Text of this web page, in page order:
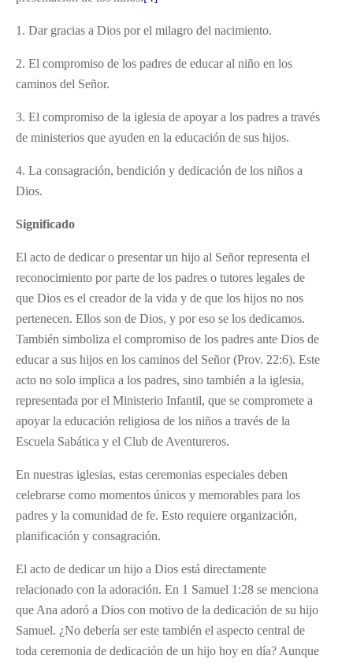
1. Dar gracias a Dios por el milagro del nacimiento.
2. El compromiso de los padres de educar al niño en los
caminos del Señor.
3. El compromiso de la iglesia de apoyar a los padres a través
de ministerios que ayuden en la educación de sus hijos.
4. La consagración, bendición y dedicación de los niños a
Dios.
Significado
El acto de dedicar o presentar un hijo al Señor representa el
reconocimiento por parte de los padres o tutores legales de
que Dios es el creador de la vida y de que los hijos no nos
pertenecen. Ellos son de Dios, y por eso se los dedicamos.
También simboliza el compromiso de los padres ante Dios de
educar a sus hijos en los caminos del Señor (Prov. 22:6). Este
acto no solo implica a los padres, sino también a la iglesia,
representada por el Ministerio Infantil, que se compromete a
apoyar la educación religiosa de los niños a través de la
Escuela Sabática y el Club de Aventureros.
En nuestras iglesias, estas ceremonias especiales deben
celebrarse como momentos únicos y memorables para los
padres y la comunidad de fe. Esto requiere organización,
planificación y consagración.
El acto de dedicar un hijo a Dios está directamente
relacionado con la adoración. En 1 Samuel 1:28 se menciona
que Ana adoró a Dios con motivo de la dedicación de su hijo
Samuel. ¿No debería ser este también el aspecto central de
toda ceremonia de dedicación de un hijo hoy en día? Aunque